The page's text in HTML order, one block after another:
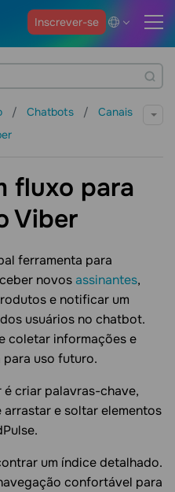
Inscrever-se
Chatbots
Canais
fluxo para
Viber
ferramenta para
novosassinantes,
e notificar um
usuários no chatbot.
coletar informações e
para uso futuro.
criar palavras-chave,
e soltar elementos
um índice detalhado.
confortável para